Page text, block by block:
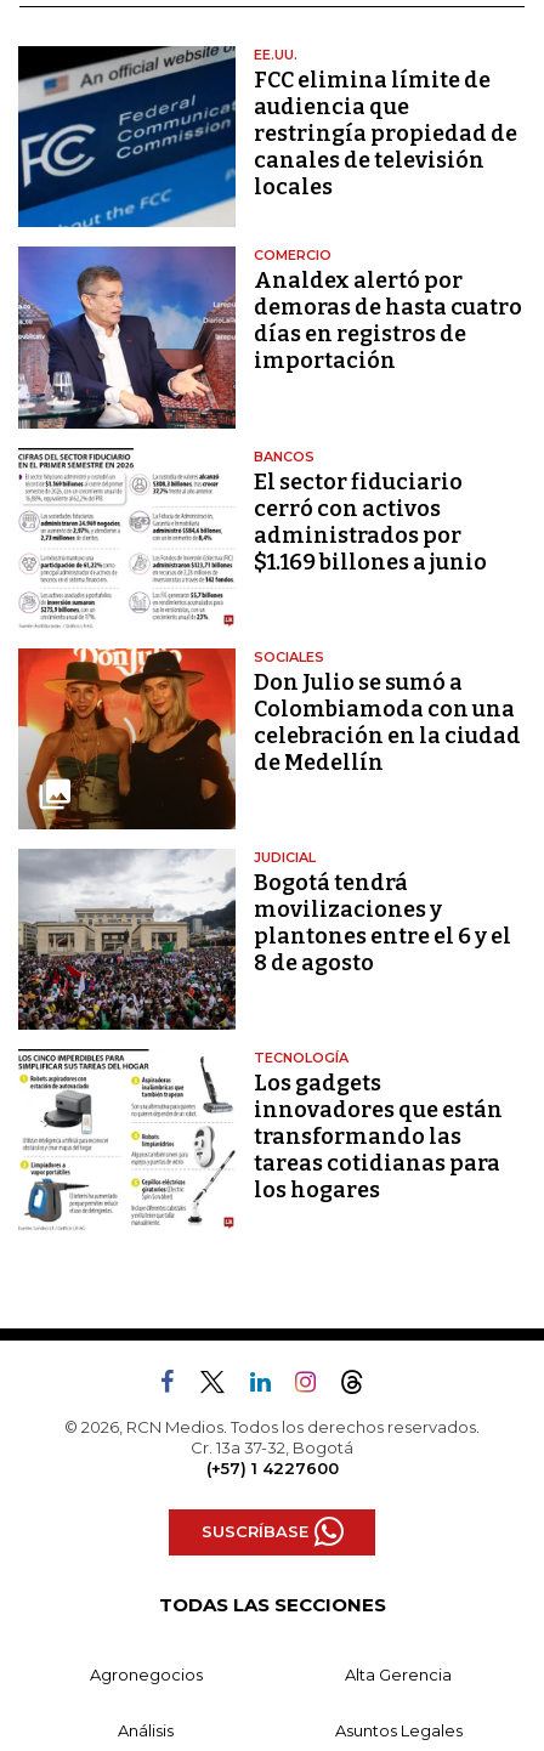
EE.UU.
FCC elimina límite de
audiencia que
restringía propiedad de
canales de televisión
locales
COMERCIO
Analdex alertó por
demoras de hasta cuatro
días en registros de
importación
BANCOS
El sector fiduciario
cerró con activos
administrados por
$1.169 billones a junio
SOCIALES
Don Julio se sumó a
Colombiamoda con una
celebración en la ciudad
de Medellín
JUDICIAL
Bogotá tendrá
movilizaciones y
plantones entre el 6 y el
8 de agosto
TECNOLOGÍA
Los gadgets
innovadores que están
transformando las
tareas cotidianas para
los hogares
© 2026, RCN Medios. Todos los derechos reservados.
Cr. 13a 37-32, Bogotá
(+57) 1 4227600
SUSCRÍBASE
TODAS LAS SECCIONES
Agronegocios Alta Gerencia
Análisis Asuntos Legales